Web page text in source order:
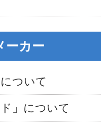
ーカー
ついて
」について